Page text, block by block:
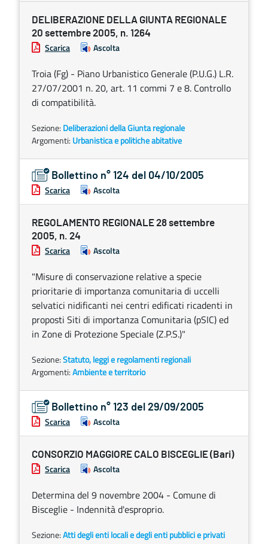
DELIBERAZIONE DELLA GIUNTA REGIONALE
20 settembre 2005, n. 1264
Scarica Ascolta
Troia (Fg) - Piano Urbanistico Generale (P.U.G.) L.R.
27/07/2001 n. 20, art. 11 commi 7 e 8. Controllo
di compatibilità.
Sezione: Deliberazioni della Giunta regionale
Argomenti: Urbanistica e politiche abitative
Bollettino n° 124 del 04/10/2005
Scarica Ascolta
REGOLAMENTO REGIONALE 28 settembre
2005, n. 24
Scarica Ascolta
"Misure di conservazione relative a specie
prioritarie di importanza comunitaria di uccelli
selvatici nidificanti nei centri edificati ricadenti in
proposti Siti di importanza Comunitaria (pSIC) ed
in Zone di Protezione Speciale (Z.P.S.)"
Sezione:Statuto, leggi e regolamenti regionali
Argomenti:Ambiente e territorio
Bollettino n° 123 del 29/09/2005
Scarica Ascolta
CONSORZIO MAGGIORE CALO BISCEGLIE (Bari)
Scarica Ascolta
Determina del 9 novembre 2004 - Comune di
Bisceglie - Indennità d'esproprio.
Sezione:Atti degli enti locali e degli enti pubblici e privati